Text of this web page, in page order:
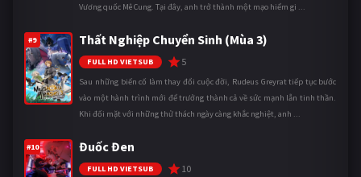
Vương quốc Mê Cung. Tại đây, anh trở thành một mạo hiểm gi ...
#9 Thất Nghiệp Chuyển Sinh (Mùa 3)
FULL HD VIETSUB 5
Sau những biến cố làm thay đổi cuộc đời, Rudeus Greyrat tiếp tục bước
vào một hành trình mới để trưởng thành cả về sức mạnh lẫn tinh thần.
Khi đối mặt với những thử thách ngày càng khắc nghiệt, anh ...
#10 Đuốc Đen
FULL HD VIETSUB 10